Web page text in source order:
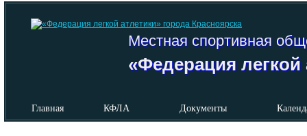
Местная спортивная
«Федерация легкой
Главная КФЛА Документы